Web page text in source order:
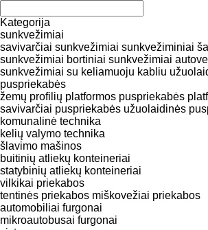
Kategorija
sunkvežimiai
savivarčiai sunkvežimiai sunkvežiminiai
sunkvežimiai bortiniai sunkvežimiai
sunkvežimiai su keliamuoju kabliu
puspriekabės
žemų profilių platformos puspriekabės
savivarčiai puspriekabės užuolaidinės
komunalinė technika
kelių valymo technika
šlavimo mašinos
buitinių atliekų konteineriai
statybinių atliekų konteineriai
vilkikai priekabos
tentinės priekabos miškovežiai priekabos
automobiliai furgonai
mikroautobusai furgonai